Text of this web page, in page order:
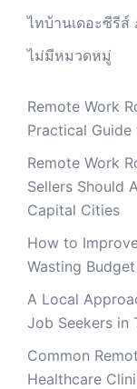
ไทบ้านเดอะซีรีส์
ไม่มีหมวดหมู่
Remote Work
Practical
Remote Work
Sellers Should
Capital Cities
How to
Wasting
A Local
Job Seekers in
Common
Healthcare